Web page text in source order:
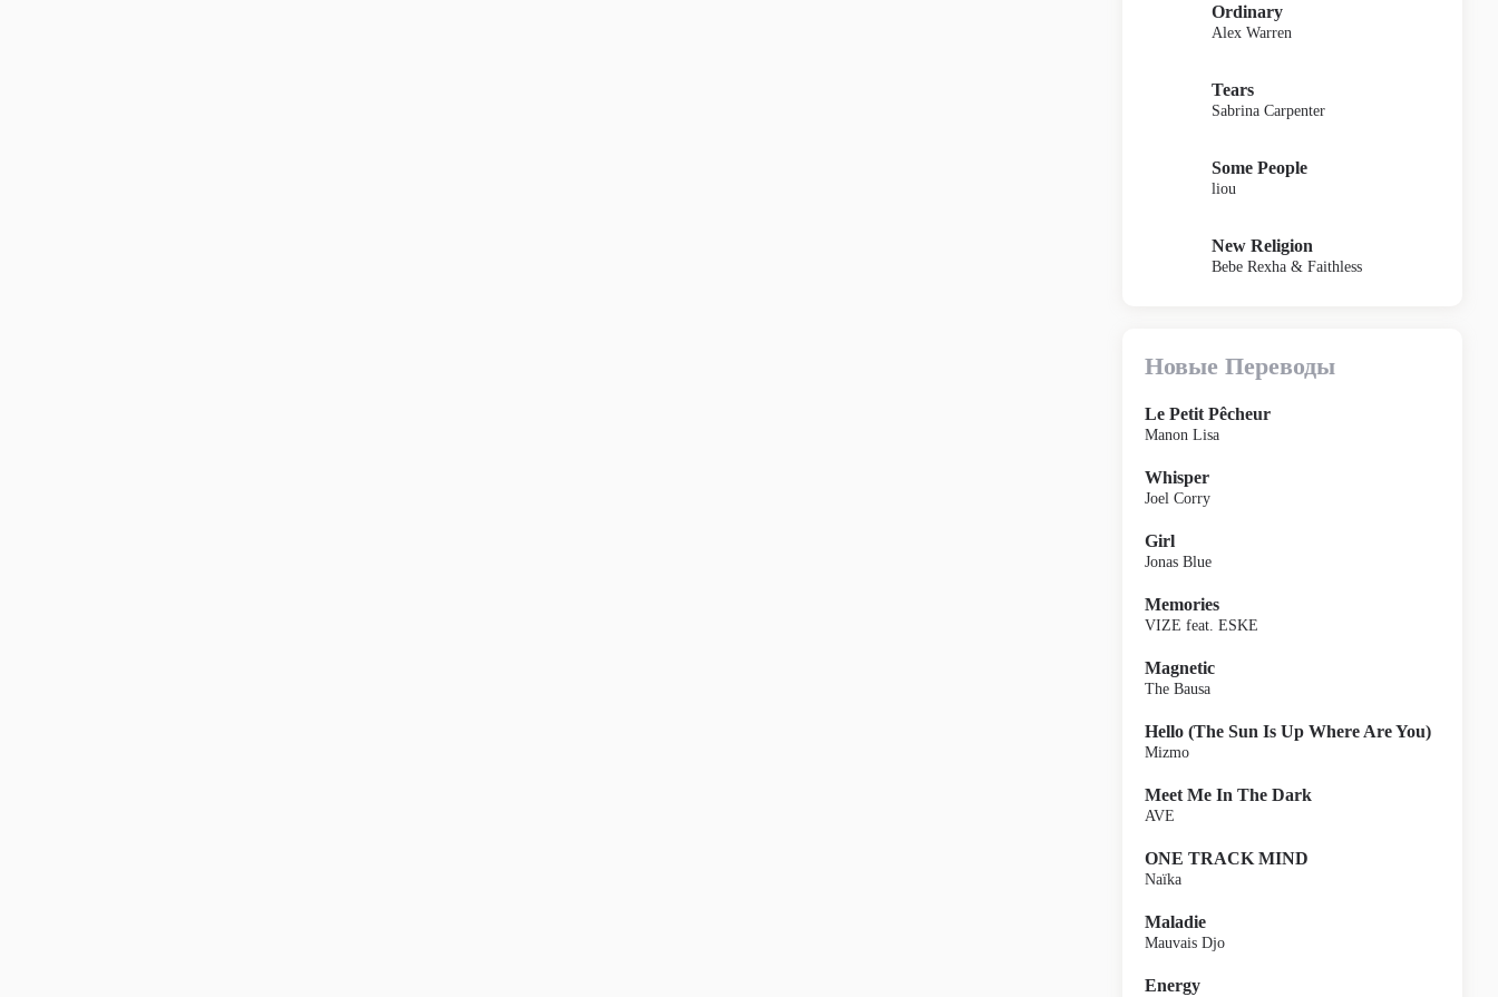
Ordinary
Alex Warren
Tears
Sabrina Carpenter
Some People
liou
New Religion
Bebe Rexha & Faithless
Новые Переводы
Le Petit Pêcheur
Manon Lisa
Whisper
Joel Corry
Girl
Jonas Blue
Memories
VIZE feat. ESKE
Magnetic
The Bausa
Hello (The Sun Is Up Where Are You)
Mizmo
Meet Me In The Dark
AVE
ONE TRACK MIND
Naïka
Maladie
Mauvais Djo
Energy